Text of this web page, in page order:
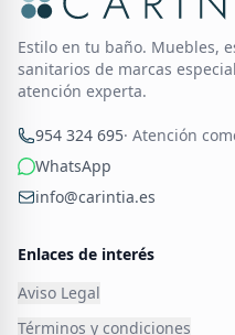
Estilo en tu baño. Muebles,
sanitarios de marcas
atención experta.
954 324 695· Atención
WhatsApp
info@carintia.es
Enlaces de interés
Aviso Legal
Términos y condiciones